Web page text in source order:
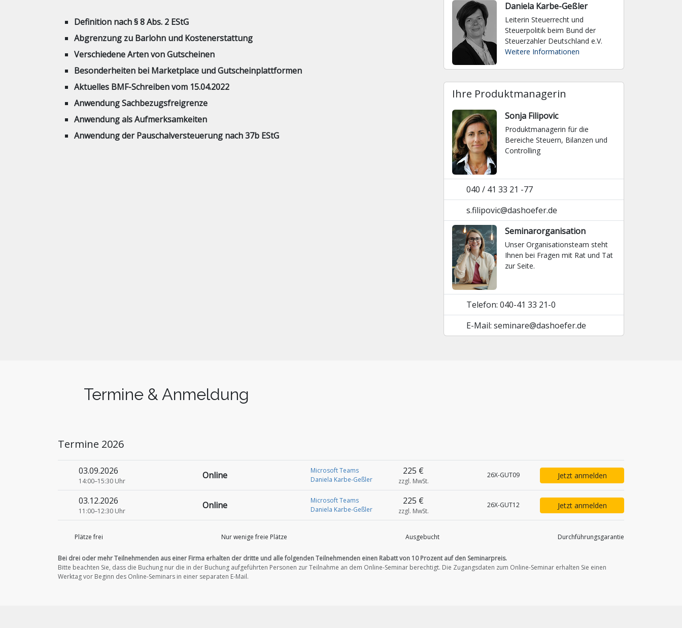
Definition nach § 8 Abs. 2 EStG
Abgrenzung zu Barlohn und Kostenerstattung
Verschiedene Arten von Gutscheinen
Besonderheiten bei Marketplace und Gutscheinplattformen
Aktuelles BMF-Schreiben vom 15.04.2022
Anwendung Sachbezugsfreigrenze
Anwendung als Aufmerksamkeiten
Anwendung der Pauschalversteuerung nach 37b EStG
Daniela Karbe-Geßler
Leiterin Steuerrecht und
Steuerpolitik beim Bund der
Steuerzahler Deutschland e.V.
Weitere Informationen
Ihre Produktmanagerin
Sonja Filipovic
Produktmanagerin für die
Bereiche Steuern, Bilanzen und
Controlling
040 / 41 33 21 -77
s.filipovic@dashoefer.de
Seminarorganisation
Unser Organisationsteam steht
Ihnen bei Fragen mit Rat und Tat
zur Seite.
Telefon: 040-41 33 21-0
E-Mail: seminare@dashoefer.de
Termine & Anmeldung
Termine 2026
03.09.2026
14:00–15:30 Uhr
Online
Microsoft Teams
Daniela Karbe-Geßler
225 €
zzgl. MwSt.
Jetzt anmelden
26X-GUT09
03.12.2026
11:00–12:30 Uhr
Online
Microsoft Teams
Daniela Karbe-Geßler
225 €
zzgl. MwSt.
Jetzt anmelden
26X-GUT12
Plätze frei Nur wenige freie Plätze Ausgebucht Durchführungs­garantie
Bei drei oder mehr Teilnehmenden aus einer Firma erhalten der dritte und alle folgenden Teilnehmenden einen Rabatt von 10 Prozent auf den Seminarpreis.
Bitte beachten Sie, dass die Buchung nur die in der Buchung aufgeführten Personen zur Teilnahme an dem Online-Seminar berechtigt. Die Zugangsdaten zum Online-Seminar erhalten Sie einen
Werktag vor Beginn des Online-Seminars in einer separaten E-Mail.